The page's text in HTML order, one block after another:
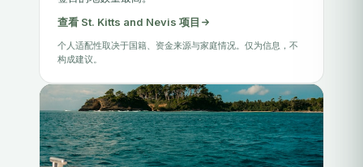
查看 St. Kitts and Nevis 项目
个人适配性取决于国籍、资金来源与家庭情况。仅为信息，不
构成建议。